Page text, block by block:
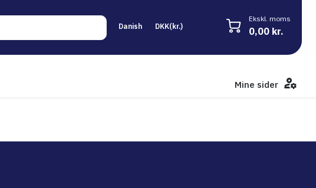
0,00 kr.
Ekskl. moms
Mine sider